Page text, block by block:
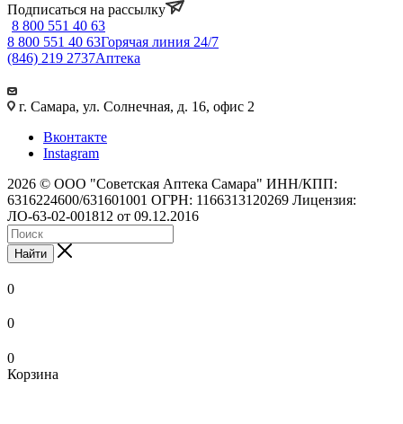
Подписаться на рассылку
8 800 551 40 63
8 800 551 40 63Горячая линия 24/7
(846) 219 2737Аптека
г. Самара, ул. Солнечная, д. 16, офис 2
Вконтакте
Instagram
2026 © ООО "Советская Аптека Самара" ИНН/КПП:
6316224600/631601001 ОГРН: 1166313120269 Лицензия:
ЛО-63-02-001812 от 09.12.2016
Найти
0
0
0
Корзина